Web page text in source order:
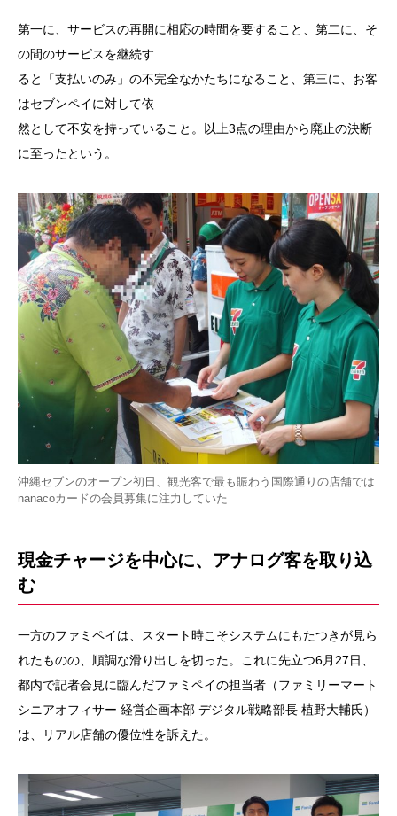
第一に、サービスの再開に相応の時間を要すること、第二に、そ
の間のサービスを継続す
ると「支払いのみ」の不完全なかたちになること、第三に、お客
はセブンペイに対して依
然として不安を持っていること。以上3点の理由から廃止の決断
に至ったという。
沖縄セブンのオープン初日、観光客で最も賑わう国際通りの店舗では
nanacoカードの会員募集に注力していた
現金チャージを中心に、アナログ客を取り込
む
一方のファミペイは、スタート時こそシステムにもたつきが見ら
れたものの、順調な滑り出しを切った。これに先立つ6月27日、
都内で記者会見に臨んだファミペイの担当者（ファミリーマート
シニアオフィサー 経営企画本部 デジタル戦略部長 植野大輔氏）
は、リアル店舗の優位性を訴えた。